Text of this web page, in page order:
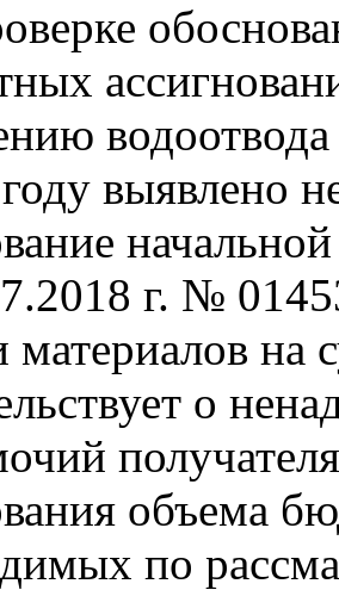
выявлено
г. №
материалов на
о
объема
по